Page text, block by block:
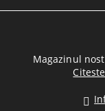
Magazinul